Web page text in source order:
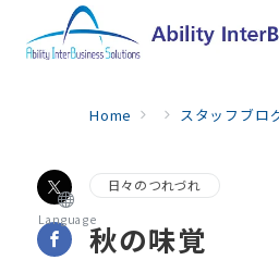
Language
Home スタッフブロ
日々のつれづれ
秋の味覚